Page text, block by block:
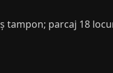
tampon; parcaj 18